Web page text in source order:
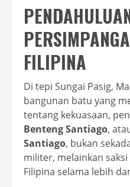
FILIPINA
Di tepi Sungai Pasig,
bangunan batu yang
tentang kekuasaan,
Benteng Santiago,
Santiago, bukan
militer, melainkan
Filipina selama lebih